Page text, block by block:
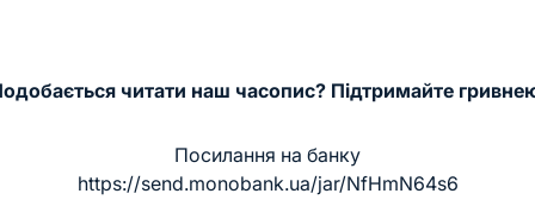
читати наш часопис? Підтримайте
Посилання на банку
https://send.monobank.ua/jar/NfHmN64s6